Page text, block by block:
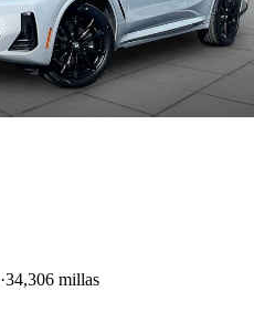
34,306 millas